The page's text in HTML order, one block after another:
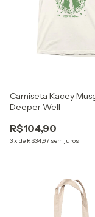
Camiseta Kacey
Deeper Well
R$104,90
3x de R$34,97 sem juros